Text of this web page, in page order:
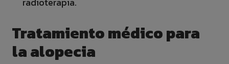
Tratamiento médico para
la alopecia